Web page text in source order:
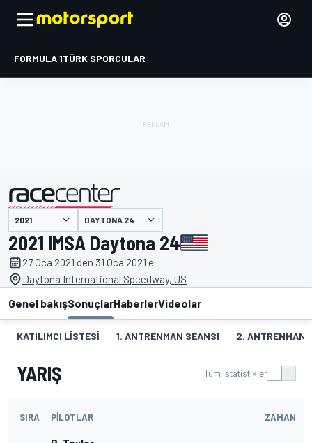
FORMULA 1TÜRK SPORCULAR
DAYTONA 24
2021 IMSA Daytona 24
27 Oca 2021 den 31 Oca 2021 e
Daytona International Speedway, US
Genel bakışSonuçlarHaberlerVideolar
KATILIMCI LISTESI 1. ANTRENMAN SEANSI 2. ANTRENMAN
YARIŞ Tüm istatistikler
SIRA PILOTLAR ZAMAN